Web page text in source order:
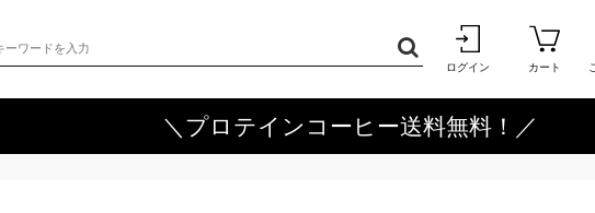
ログイン カート
＼プロテインコーヒー送料無料！／